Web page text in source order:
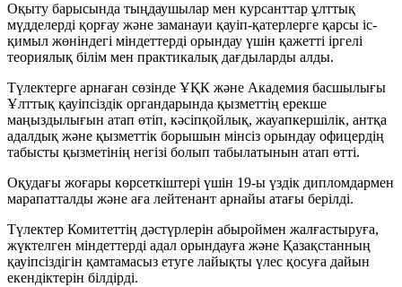
Оқыту барысында тыңдаушылар мен курсанттар ұлттық
мүдделерді қорғау және заманауи қауіп-қатерлерге қарсы іс-
қимыл жөніндегі міндеттерді орындау үшін қажетті іргелі
теориялық білім мен практикалық дағдыларды алды.
Түлектерге арнаған сөзінде ҰҚК және Академия басшылығы
Ұлттық қауіпсіздік органдарында қызметтің ерекше
маңыздылығын атап өтіп, кәсіпқойлық, жауапкершілік, антқа
адалдық және қызметтік борышын мінсіз орындау офицердің
табысты қызметінің негізі болып табылатынын атап өтті.
Оқудағы жоғары көрсеткіштері үшін 19-ы үздік дипломдармен
марапатталды және аға лейтенант арнайы атағы берілді.
Түлектер Комитеттің дәстүрлерін абыроймен жалғастыруға,
жүктелген міндеттерді адал орындауға және Қазақстанның
қауіпсіздігін қамтамасыз етуге лайықты үлес қосуға дайын
екендіктерін білдірді.